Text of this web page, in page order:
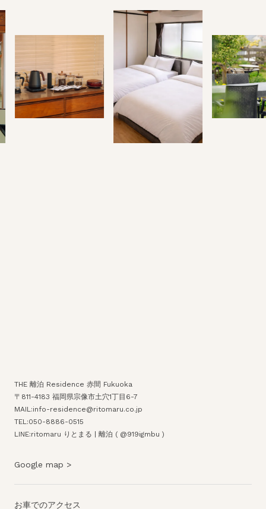
THE 離泊 Residence 赤間 Fukuoka
〒811-4183 福岡県宗像市土穴1丁目6-7
MAIL:info-residence@ritomaru.co.jp
TEL:050-8886-0515
LINE:ritomaru りとまる | 離泊 ( @919igmbu )
Google map >
お車でのアクセス